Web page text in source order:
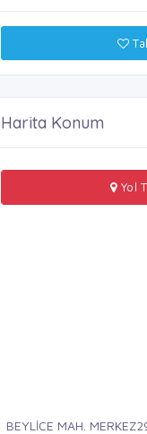
Harita Konum
Yol
BEYLİCE MAH.